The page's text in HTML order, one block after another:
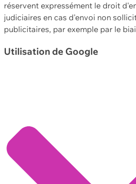
réservent expressément le droit
judiciaires en cas d'envoi non
publicitaires, par exemple par le
Utilisation de Google